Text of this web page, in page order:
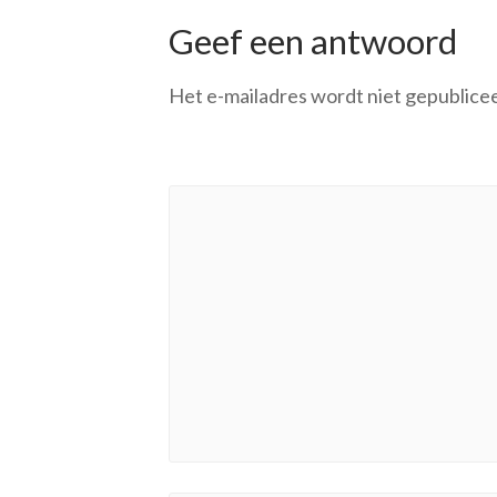
Geef een antwoord
Het e-mailadres wordt niet